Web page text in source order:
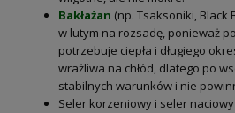
Bakłażan (np. Tsaksoniki, Black
w lutym na rozsadę, ponieważ
potrzebuje ciepła i długiego
wrażliwa na chłód, dlatego po
stabilnych warunków i nie
Seler korzeniowy i seler